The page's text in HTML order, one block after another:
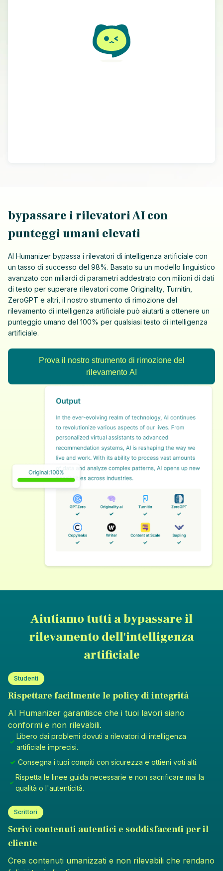
bypassare i rilevatori AI con
punteggi umani elevati
AI Humanizer bypassa i rilevatori di intelligenza artificiale con
un tasso di successo del 98%. Basato su un modello linguistico
avanzato con miliardi di parametri addestrato con milioni di dati
di testo per superare rilevatori come Originality, Turnitin,
ZeroGPT e altri, il nostro strumento di rimozione del
rilevamento di intelligenza artificiale può aiutarti a ottenere un
punteggio umano del 100% per qualsiasi testo di intelligenza
artificiale.
Prova il nostro strumento di rimozione del
rilevamento AI
Aiutiamo tutti a bypassare il
rilevamento dell'intelligenza
artificiale
Studenti
Rispettare facilmente le policy di integrità
AI Humanizer garantisce che i tuoi lavori siano
conformi e non rilevabili.
Libero dai problemi dovuti a rilevatori di intelligenza
artificiale imprecisi.
Consegna i tuoi compiti con sicurezza e ottieni voti alti.
Rispetta le linee guida necessarie e non sacrificare mai la
qualità o l'autenticità.
Scrittori
Scrivi contenuti autentici e soddisfacenti per il
cliente
Crea contenuti umanizzati e non rilevabili che rendano